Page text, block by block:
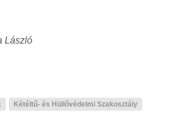
László
Kétéltű- és Hüllővédelmi Szakosztály